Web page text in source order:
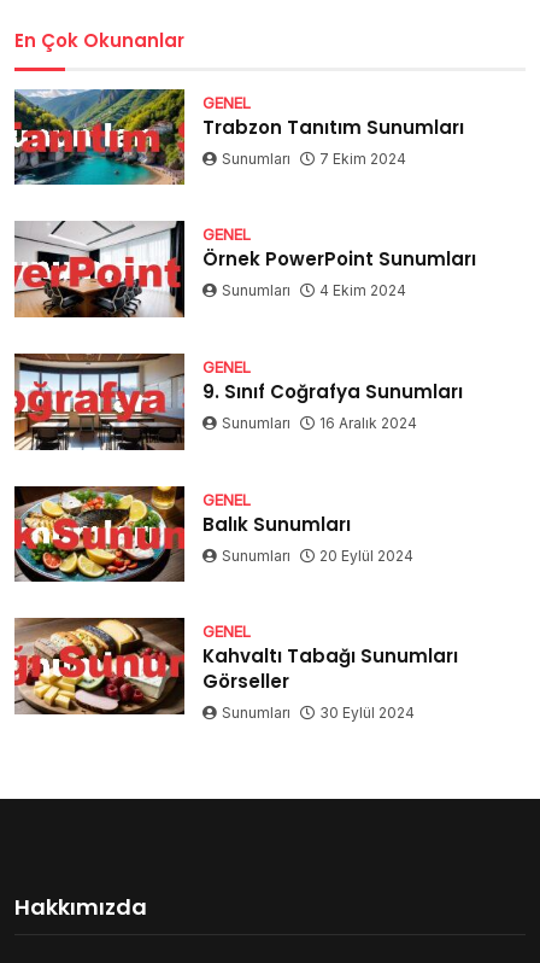
En Çok Okunanlar
GENEL
Trabzon Tanıtım Sunumları
Sunumları 7 Ekim 2024
GENEL
Örnek PowerPoint Sunumları
Sunumları 4 Ekim 2024
GENEL
9. Sınıf Coğrafya Sunumları
Sunumları 16 Aralık 2024
GENEL
Balık Sunumları
Sunumları 20 Eylül 2024
GENEL
Kahvaltı Tabağı Sunumları
Görseller
Sunumları 30 Eylül 2024
Hakkımızda